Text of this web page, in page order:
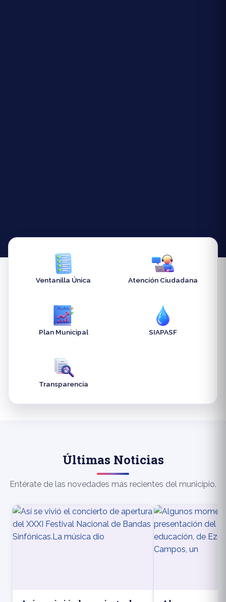
Ventanilla Única Atención Ciudadana
Plan Municipal SIAPASF
Transparencia
Últimas Noticias
Entérate de las novedades más recientes del municipio.